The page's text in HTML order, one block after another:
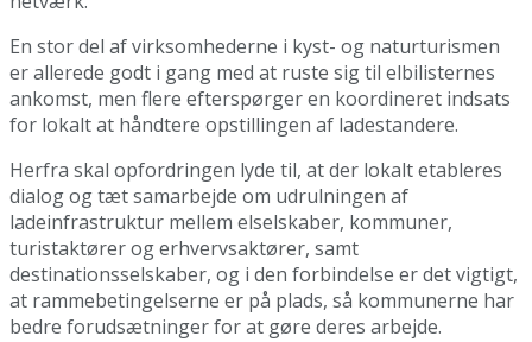
En stor del af virksomhederne i kyst- og naturturismen
er allerede godt i gang med at ruste sig til elbilisternes
ankomst, men flere efterspørger en koordineret indsats
for lokalt at håndtere opstillingen af ladestandere.
Herfra skal opfordringen lyde til, at der lokalt etableres
dialog og tæt samarbejde om udrulningen af
ladeinfrastruktur mellem elselskaber, kommuner,
turistaktører og erhvervsaktører, samt
destinationsselskaber, og i den forbindelse er det vigtigt,
at rammebetingelserne er på plads, så kommunerne har
bedre forudsætninger for at gøre deres arbejde.